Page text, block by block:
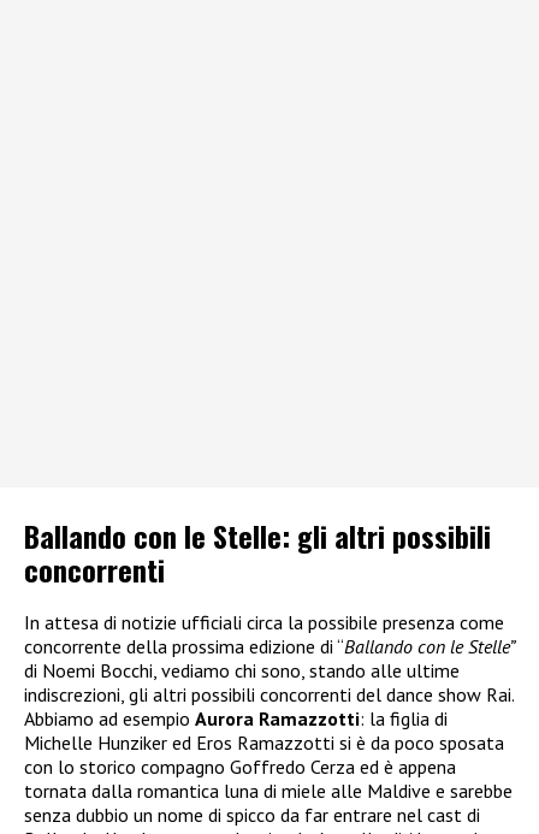
Ballando con le Stelle: gli altri possibili
concorrenti
In attesa di notizie ufficiali circa la possibile presenza come
concorrente della prossima edizione di “Ballando con le Stelle”
di Noemi Bocchi, vediamo chi sono, stando alle ultime
indiscrezioni, gli altri possibili concorrenti del dance show Rai.
Abbiamo ad esempio Aurora Ramazzotti: la figlia di
Michelle Hunziker ed Eros Ramazzotti si è da poco sposata
con lo storico compagno Goffredo Cerza ed è appena
tornata dalla romantica luna di miele alle Maldive e sarebbe
senza dubbio un nome di spicco da far entrare nel cast di